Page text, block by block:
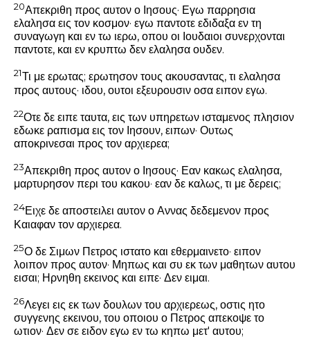
20Απεκριθη προς αυτον ο Ιησους· Εγω παρρησια
ελαλησα εις τον κοσμον· εγω παντοτε εδιδαξα εν τη
συναγωγη και εν τω ιερω, οπου οι Ιουδαιοι συνερχονται
παντοτε, και εν κρυπτω δεν ελαλησα ουδεν.
21Τι με ερωτας; ερωτησον τους ακουσαντας, τι ελαλησα
προς αυτους· ιδου, ουτοι εξευρουσιν οσα ειπον εγω.
22Οτε δε ειπε ταυτα, εις των υπηρετων ισταμενος πλησιον
εδωκε ραπισμα εις τον Ιησουν, ειπων· Ουτως
αποκρινεσαι προς τον αρχιερεα;
23Απεκριθη προς αυτον ο Ιησους· Εαν κακως ελαλησα,
μαρτυρησον περι του κακου· εαν δε καλως, τι με δερεις;
24Ειχε δε αποστειλει αυτον ο Αννας δεδεμενον προς
Καιαφαν τον αρχιερεα.
25Ο δε Σιμων Πετρος ιστατο και εθερμαινετο· ειπον
λοιπον προς αυτον· Μηπως και συ εκ των μαθητων αυτου
εισαι; Ηρνηθη εκεινος και ειπε· Δεν ειμαι.
26Λεγει εις εκ των δουλων του αρχιερεως, οστις ητο
συγγενης εκεινου, του οποιου ο Πετρος απεκοψε το
ωτιον· Δεν σε ειδον εγω εν τω κηπω μετ' αυτου;